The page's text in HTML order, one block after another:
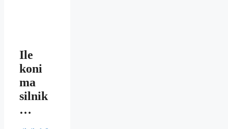
Ile
koni
ma
silnik
…